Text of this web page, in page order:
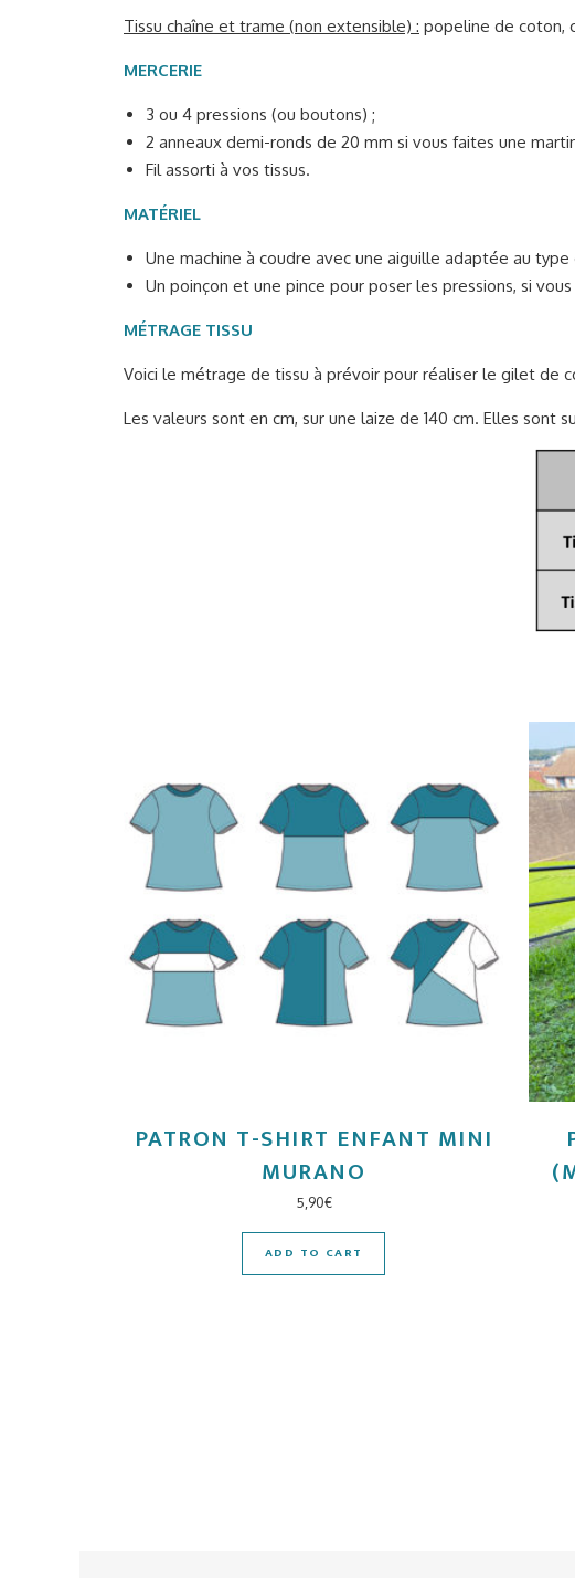
Tissu chaîne et trame (non extensible) : popeline de coton,
MERCERIE
3 ou 4 pressions (ou boutons) ;
2 anneaux demi-ronds de 20 mm si vous faites une
Fil assorti à vos tissus.
MATÉRIEL
Une machine à coudre avec une aiguille adaptée au
Un poinçon et une pince pour poser les pressions, si
MÉTRAGE TISSU
Voici le métrage de tissu à prévoir pour réaliser le gilet de
Les valeurs sont en cm, sur une laize de 140 cm. Elles
PATRON T-SHIRT ENFANT MINI
MURANO
5,90€
ADD TO CART